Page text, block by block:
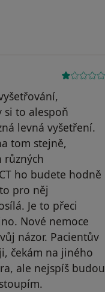
si to alespoň
levná vyšetření.
tom stejně,
různých
ho budete hodně
pro něj
Je to přeci
Nové nemoce
názor. Pacientův
čekám na jiného
ale nejspíš budou